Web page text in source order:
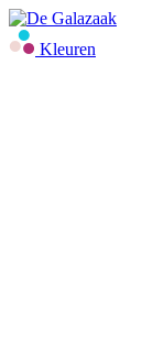
Kleuren